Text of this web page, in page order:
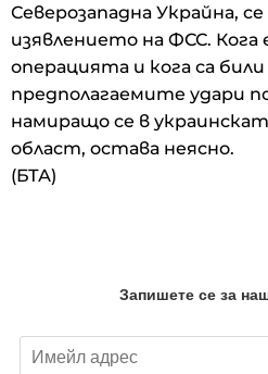
Северозападна Украйна,
изявлението на ФСС. Кога
операцията и кога са
предполагаемите удари
намиращо се в
област, остава неясно.
(БТА)